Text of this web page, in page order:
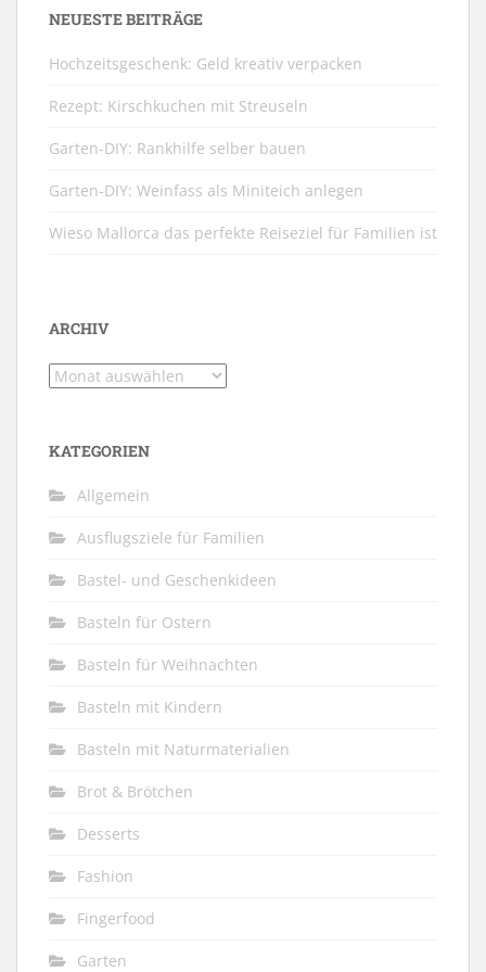
NEUESTE BEITRÄGE
Hochzeitsgeschenk: Geld kreativ verpacken
Rezept: Kirschkuchen mit Streuseln
Garten-DIY: Rankhilfe selber bauen
Garten-DIY: Weinfass als Miniteich anlegen
Wieso Mallorca das perfekte Reiseziel für Familien ist
ARCHIV
Archiv
KATEGORIEN
Allgemein
Ausflugsziele für Familien
Bastel- und Geschenkideen
Basteln für Ostern
Basteln für Weihnachten
Basteln mit Kindern
Basteln mit Naturmaterialien
Brot & Brötchen
Desserts
Fashion
Fingerfood
Garten